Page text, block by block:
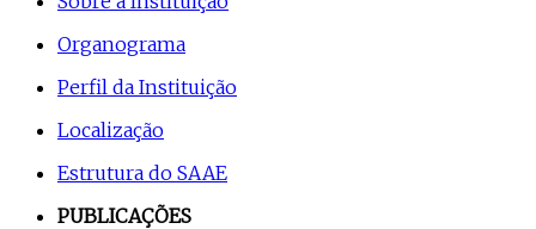
Organograma
Perfil da Instituição
Localização
Estrutura do SAAE
PUBLICAÇÕES